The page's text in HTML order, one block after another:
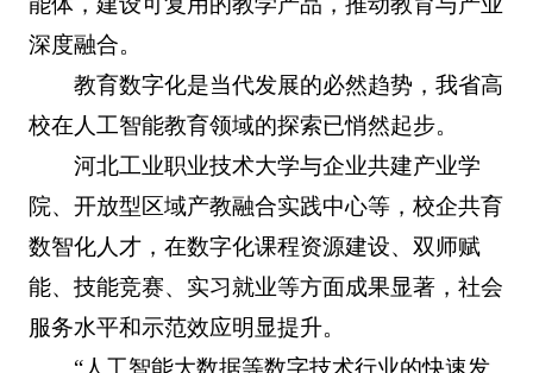
深度融合。
教育数字化是当代发展的必然趋势，我省高
校在人工智能教育领域的探索已悄然起步。
河北工业职业技术大学与企业共建产业学
院、开放型区域产教融合实践中心等，校企共育
数智化人才，在数字化课程资源建设、双师赋
能、技能竞赛、实习就业等方面成果显著，社会
服务水平和示范效应明显提升。